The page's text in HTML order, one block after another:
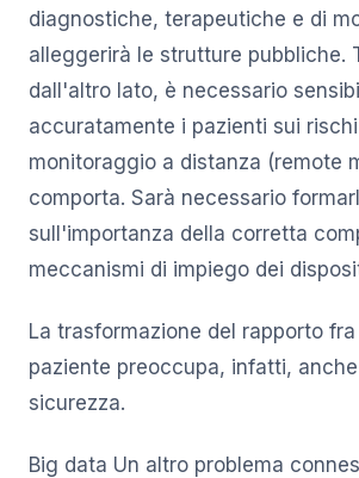
diagnostiche, terapeutiche e di
alleggerirà le strutture pubbliche.
dall'altro lato, è necessario
accuratamente i pazienti sui
monitoraggio a distanza (remote
comporta. Sarà necessario
sull'importanza della corretta
meccanismi di impiego dei
La trasformazione del rapporto
paziente preoccupa, infatti,
sicurezza.
Big data Un altro problema